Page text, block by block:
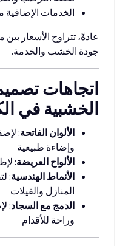
الخدمات الإضافية
عادةً، تتراوح الأسعار
جودة الخشب والخدمة.
اتجاهات
الخشبية في
الألوان الفاتحة:
وإضاءة طبيعية
الألواح العريضة:
الأنماط الهندسية:
المنازل والفيلات
الدمج مع السجاد:
وراحة للأقدام